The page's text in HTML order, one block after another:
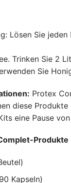
Lösen Sie
Trinken Sie 2
Sie
Protex
diese
eine Pause
Produkte
Kapseln)